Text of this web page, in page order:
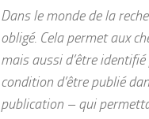
Dans le monde de la
obligé. Cela permet aux
mais aussi d’être
condition d’être publié
publication – qui